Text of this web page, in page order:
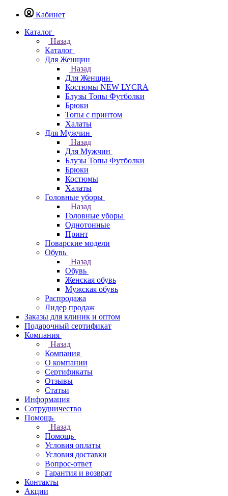
Кабинет
Каталог
Назад
Каталог
Для Женщин
Назад
Для Женщин
Костюмы NEW LYCRA
Блузы Топы Футболки
Брюки
Топы с принтом
Халаты
Для Мужчин
Назад
Для Мужчин
Блузы Топы Футболки
Брюки
Костюмы
Халаты
Головные уборы
Назад
Головные уборы
Однотонные
Принт
Поварские модели
Обувь
Назад
Обувь
Женская обувь
Мужская обувь
Распродажа
Лидер продаж
Заказы для клиник и оптом
Подарочный сертификат
Компания
Назад
Компания
О компании
Сертификаты
Отзывы
Статьи
Информация
Сотрудничество
Помощь
Назад
Помощь
Условия оплаты
Условия доставки
Вопрос-ответ
Гарантия и возврат
Контакты
Акции